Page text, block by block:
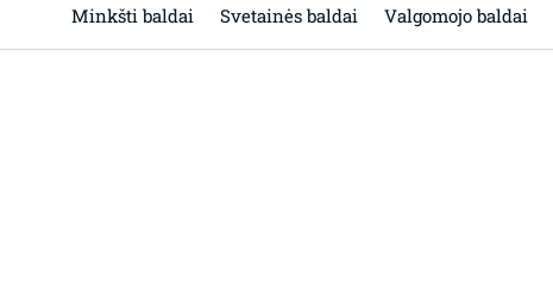
Minkšti baldai Svetainės baldai Valgomojo baldai